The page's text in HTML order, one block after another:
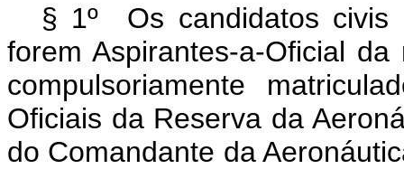
§ 1º Os candidatos
forem Aspirantes-a-Oficial
compulsoriamente
Oficiais da Reserva da
do Comandante da